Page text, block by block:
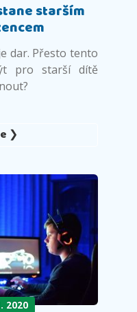
starším
dar. Přesto tento
pro starší dítě
❯
2020